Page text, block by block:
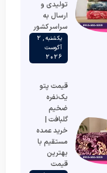
تولیدی و
ارسال به
سراسر کشور
یکشنبه , 2
آگوست
2026
قیمت پتو
یک‌نفره
ضخیم
گلبافت |
خرید عمده
مستقیم با
بهترین
قیمت